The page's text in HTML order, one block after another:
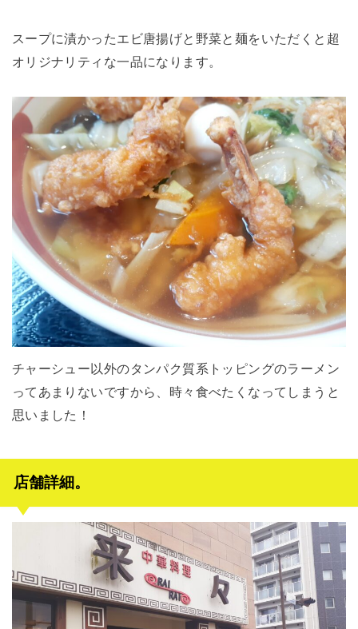
スープに漬かったエビ唐揚げと野菜と麺をいただくと超
オリジナリティな一品になります。
チャーシュー以外のタンパク質系トッピングのラーメン
ってあまりないですから、時々食べたくなってしまうと
思いました！
店舗詳細。